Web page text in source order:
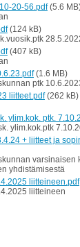
20-56.pdf (5.6
(124 kB)
(407 kB)
(1.6 MB)
ptk
liitteet.pdf (262 kB)
ylim.kok. ptk.
ylim.kok.ptk
+ liitteet ja
varsinaisen
yhdistämisestä
liitteineen.pdf
liitteineen